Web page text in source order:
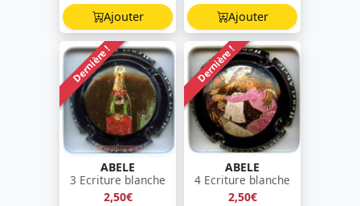
Ajouter
Ajouter
Dernière !
ABELE
3 Ecriture blanche
2,50€
Dernière !
ABELE
4 Ecriture blanche
2,50€